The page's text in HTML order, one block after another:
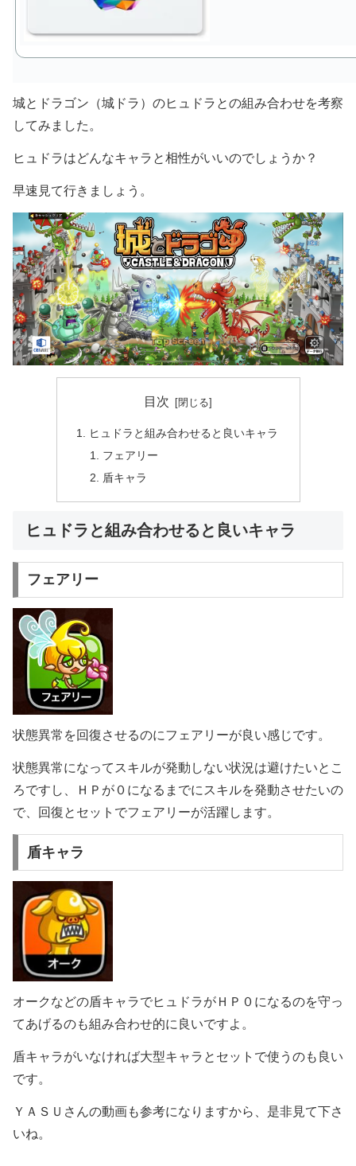
城とドラゴン（城ドラ）のヒュドラとの組み合わせを考察
してみました。
ヒュドラはどんなキャラと相性がいいのでしょうか？
早速見て行きましょう。
目次
ヒュドラと組み合わせると良いキャラ
フェアリー
盾キャラ
ヒュドラと組み合わせると良いキャラ
フェアリー
状態異常を回復させるのにフェアリーが良い感じです。
状態異常になってスキルが発動しない状況は避けたいとこ
ろですし、ＨＰが０になるまでにスキルを発動させたいの
で、回復とセットでフェアリーが活躍します。
盾キャラ
オークなどの盾キャラでヒュドラがＨＰ０になるのを守っ
てあげるのも組み合わせ的に良いですよ。
盾キャラがいなければ大型キャラとセットで使うのも良い
です。
ＹＡＳＵさんの動画も参考になりますから、是非見て下さ
いね。